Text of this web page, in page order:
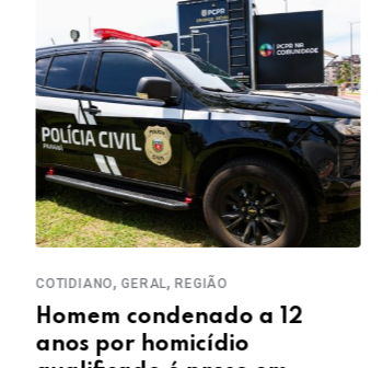
COTIDIANO,GERAL,REGIÃO
Homem condenado a 12
anos por homicídio